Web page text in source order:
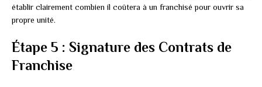
établir clairement combien il coûtera à un franchisé pour ouvrir sa
propre unité.
Étape 5 : Signature des Contrats de
Franchise